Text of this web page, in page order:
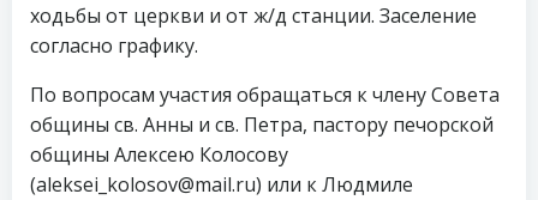
ходьбы от церкви и от ж/д станции. Заселение
согласно графику.
По вопросам участия обращаться к члену Совета
общины св. Анны и св. Петра, пастору печорской
общины Алексею Колосову
(aleksei_kolosov@mail.ru) или к Людмиле